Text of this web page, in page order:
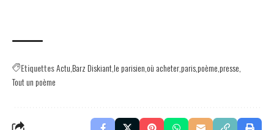
EtiquettesActuBarz Diskiantle parisienoù acheterparispoèmepresse
Tout un poème